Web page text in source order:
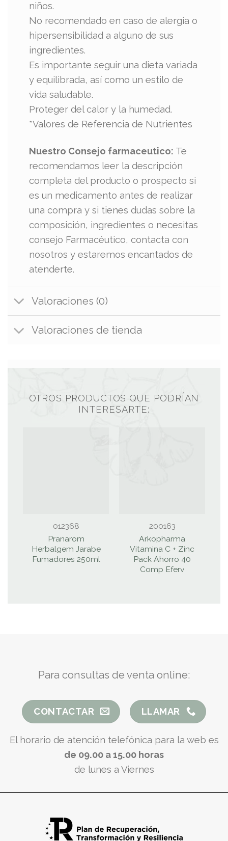
niños.
No recomendado en caso de alergia o
hipersensibilidad a alguno de sus
ingredientes.
Es importante seguir una dieta variada
y equilibrada, así como un estilo de
vida saludable.
Proteger del calor y la humedad.
*Valores de Referencia de Nutrientes
Nuestro Consejo farmaceutico: Te
recomendamos leer la descripción
completa del producto o prospecto si
es un medicamento antes de realizar
una compra y si tienes dudas sobre la
composición, ingredientes o necesitas
consejo Farmacéutico, contacta con
nosotros y estaremos encantados de
atenderte.
Valoraciones (0)
Valoraciones de tienda
OTROS PRODUCTOS QUE PODRÍAN
INTERESARTE:
012368
Pranarom
Herbalgem Jarabe
Fumadores 250ml
200163
Arkopharma
Vitamina C + Zinc
Pack Ahorro 40
Comp Eferv
Para consultas de venta online:
CONTACTAR LLAMAR
El horario de atención telefónica para la web es
de 09.00 a 15.00 horas
de lunes a Viernes